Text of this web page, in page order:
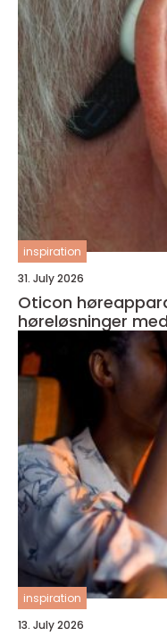
inspiration
31. July 2026
Oticon høreapparat
høreløsninger
inspiration
13. July 2026